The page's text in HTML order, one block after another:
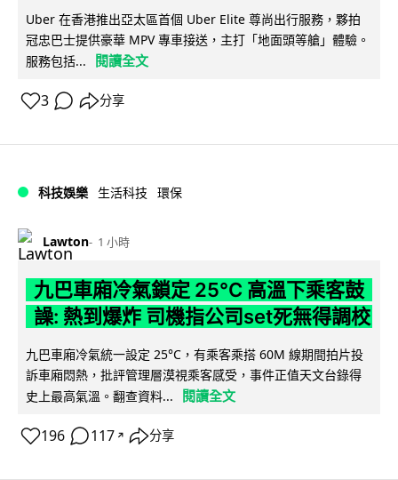
Uber 在香港推出亞太區首個 Uber Elite 尊尚出行服務，夥拍
冠忠巴士提供豪華 MPV 專車接送，主打「地面頭等艙」體驗。
服務包括...
閱讀全文
3 分享
科技娛樂 生活科技 環保
Lawton 1 小時
九巴車廂冷氣鎖定 25°C 高溫下乘客鼓
譟: 熱到爆炸 司機指公司set死無得調校
九巴車廂冷氣統一設定 25°C，有乘客乘搭 60M 線期間拍片投
訴車廂悶熱，批評管理層漠視乘客感受，事件正值天文台錄得
史上最高氣溫。翻查資料...
閱讀全文
196 117 ↗ 分享